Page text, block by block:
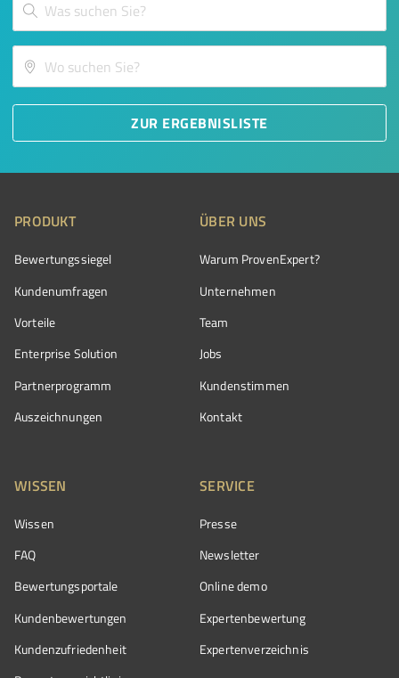
ZUR ERGEBNISLISTE
PRODUKT
Bewertungssiegel
Kundenumfragen
Vorteile
Enterprise Solution
Partnerprogramm
Auszeichnungen
ÜBER UNS
Warum ProvenExpert?
Unternehmen
Team
Jobs
Kundenstimmen
Kontakt
WISSEN
Wissen
FAQ
Bewertungsportale
Kundenbewertungen
Kundenzufriedenheit
SERVICE
Presse
Newsletter
Online demo
Expertenbewertung
Expertenverzeichnis